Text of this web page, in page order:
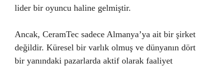
lider bir oyuncu haline gelmiştir.
Ancak, CeramTec sadece Almanya’ya ait bir şirket
değildir. Küresel bir varlık olmuş ve dünyanın dört
bir yanındaki pazarlarda aktif olarak faaliyet